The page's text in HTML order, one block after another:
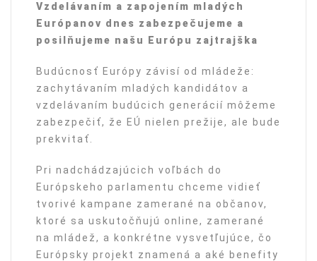
Vzdelávaním a zapojením mladých
Euró panov dnes zabezpečujeme a
posilňujeme našu Euró pu zajtrajška
Budúcnosť Európy závisí od mládeže:
zachytávaním mladých kandidátov a
vzdelávaním budúcich generácií môžeme
zabezpečiť, že EÚ nielen prežije, ale bude
prekvitať.
Pri nadchádzajúcich voľbách do
Európskeho parlamentu chceme vidieť
tvorivé kampane zamerané na občanov,
ktoré sa uskutočňujú online, zamerané
na mládež, a konkrétne vysvetľujúce, čo
Európsky projekt znamená a aké benefity